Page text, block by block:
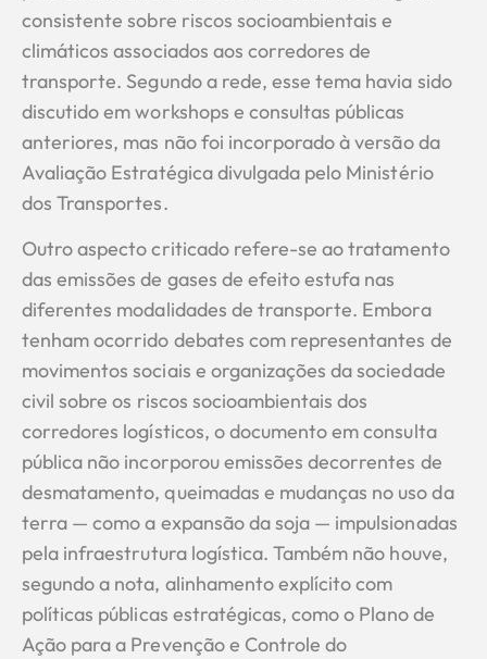
consistente sobre riscos socioambientais e
climáticos associados aos corredores de
transporte. Segundo a rede, esse tema havia sido
discutido em workshops e consultas públicas
anteriores, mas não foi incorporado à versão da
Avaliação Estratégica divulgada pelo Ministério
dos Transportes.
Outro aspecto criticado refere-se ao tratamento
das emissões de gases de efeito estufa nas
diferentes modalidades de transporte. Embora
tenham ocorrido debates com representantes de
movimentos sociais e organizações da sociedade
civil sobre os riscos socioambientais dos
corredores logísticos, o documento em consulta
pública não incorporou emissões decorrentes de
desmatamento, queimadas e mudanças no uso da
terra — como a expansão da soja — impulsionadas
pela infraestrutura logística. Também não houve,
segundo a nota, alinhamento explícito com
políticas públicas estratégicas, como o Plano de
Ação para a Prevenção e Controle do